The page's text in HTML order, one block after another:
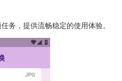
务，提供流畅稳定的使用体验。